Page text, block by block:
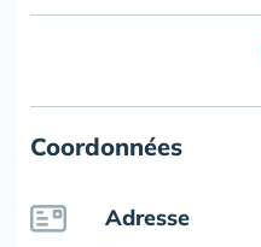
Coordonnées
Adresse